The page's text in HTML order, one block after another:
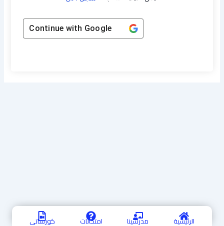
Continue with Google
الرئيسية مدرسينا امتحانات كورساتي